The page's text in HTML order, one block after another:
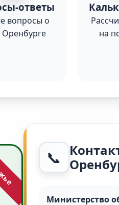
ответы
вопросы о
Оренбурге
на
📞
Министерство